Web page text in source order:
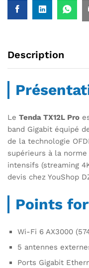
Description
Le Tenda TX12L Pro
band Gigabit équipé
de la technologie
supérieurs à la norme
intensifs (streaming
devis chez YouShop
Points
Wi-Fi 6 AX3000
5 antennes
Ports Gigabit